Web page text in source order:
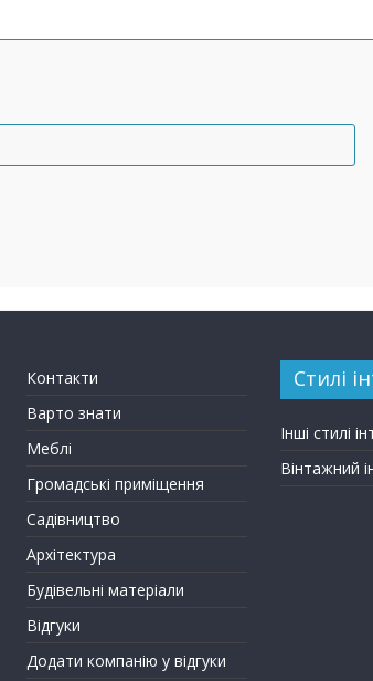
Контакти
Варто знати
Меблі
Громадські приміщення
Садівництво
Архітектура
Будівельні матеріали
Відгуки
Додати компанію у відгуки
Стилі
Інші стилі
Вінтажний